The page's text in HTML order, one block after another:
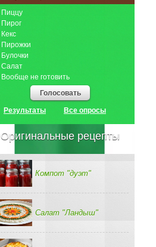
Пиццу
Пирог
Кекс
Пирожки
Булочки
Салат
Вообще не готовить
Голосовать
Результаты Все опросы
Оригинальные рецепты
Компот "дуэт"
Салат "Ландыш"